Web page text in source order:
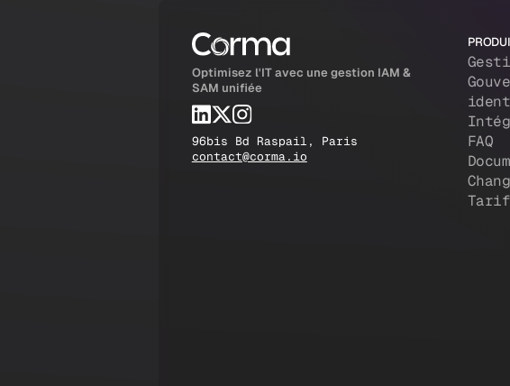
Optimisez l'IT avec une gestion IAM &
SAM unifiée
96bis Bd Raspail, Paris
contact@corma.io
FAQ